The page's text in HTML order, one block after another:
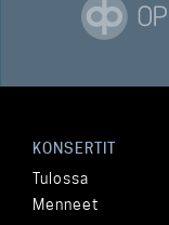
KONSERTIT
Tulossa
Menneet